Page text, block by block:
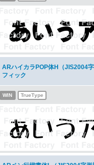
ARハイカラPOP体H（JIS2004
フィック
WIN TrueType